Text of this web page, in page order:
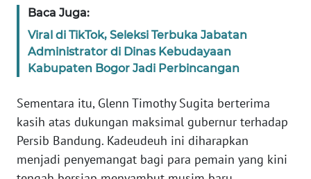
Baca Juga:
Viral di TikTok, Seleksi Terbuka Jabatan
Administrator di Dinas Kebudayaan
Kabupaten Bogor Jadi Perbincangan
Sementara itu, Glenn Timothy Sugita berterima
kasih atas dukungan maksimal gubernur terhadap
Persib Bandung. Kadeudeuh ini diharapkan
menjadi penyemangat bagi para pemain yang kini
WN
SUMBAR
SUMSEL
WN